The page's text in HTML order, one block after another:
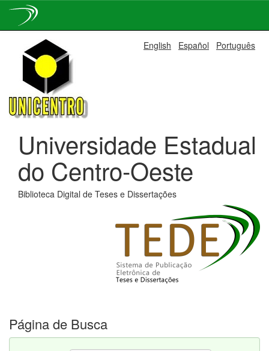
navigation
English Español Português
Universidade Estadual
do Centro-Oeste
Biblioteca Digital de Teses e Dissertações
Página de Busca